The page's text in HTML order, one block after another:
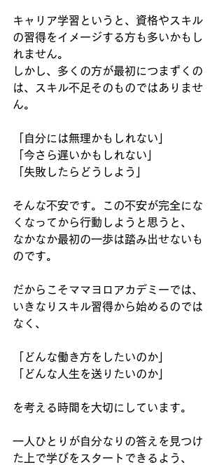
キャリア学習というと、資格やスキル
の習得をイメージする方も多いかもし
れません。
しかし、多くの方が最初につまずくの
は、スキル不足そのものではありませ
ん。
「自分には無理かもしれない」
「今さら遅いかもしれない」
「失敗したらどうしよう」
そんな不安です。この不安が完全にな
くなってから行動しようと思うと、
なかなか最初の一歩は踏み出せないも
のです。
だからこそママヨロアカデミーでは、
いきなりスキル習得から始めるのでは
なく、
「どんな働き方をしたいのか」
「どんな人生を送りたいのか」
を考える時間を大切にしています。
一人ひとりが自分なりの答えを見つけ
た上で学びをスタートできるよう、